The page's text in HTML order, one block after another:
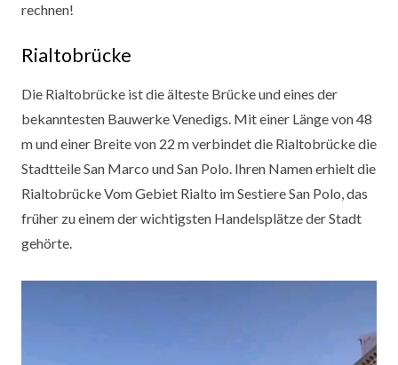
rechnen!
Rialtobrücke
Die Rialtobrücke ist die älteste Brücke und eines der
bekanntesten Bauwerke Venedigs. Mit einer Länge von 48
m und einer Breite von 22 m verbindet die Rialtobrücke die
Stadtteile San Marco und San Polo. Ihren Namen erhielt die
Rialtobrücke Vom Gebiet Rialto im Sestiere San Polo, das
früher zu einem der wichtigsten Handelsplätze der Stadt
gehörte.